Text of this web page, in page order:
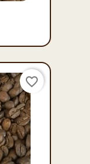
favorite_border